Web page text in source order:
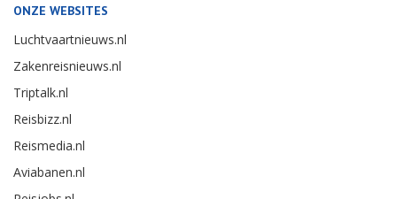
ONZE WEBSITES
Luchtvaartnieuws.nl
Zakenreisnieuws.nl
Triptalk.nl
Reisbizz.nl
Reismedia.nl
Aviabanen.nl